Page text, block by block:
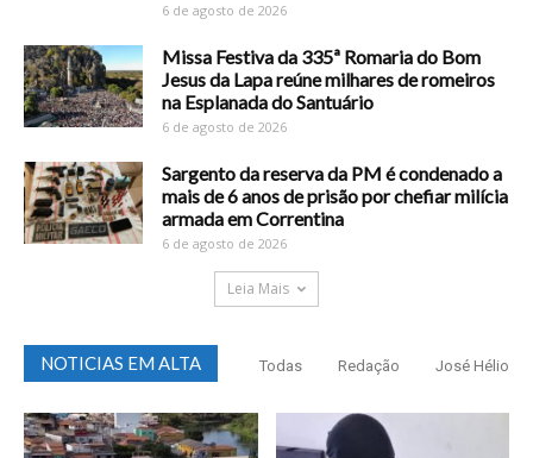
6 de agosto de 2026
Missa Festiva da 335ª Romaria do Bom
Jesus da Lapa reúne milhares de romeiros
na Esplanada do Santuário
6 de agosto de 2026
Sargento da reserva da PM é condenado a
mais de 6 anos de prisão por chefiar milícia
armada em Correntina
6 de agosto de 2026
Leia Mais
NOTICIAS EM ALTA Todas Redação José Hélio